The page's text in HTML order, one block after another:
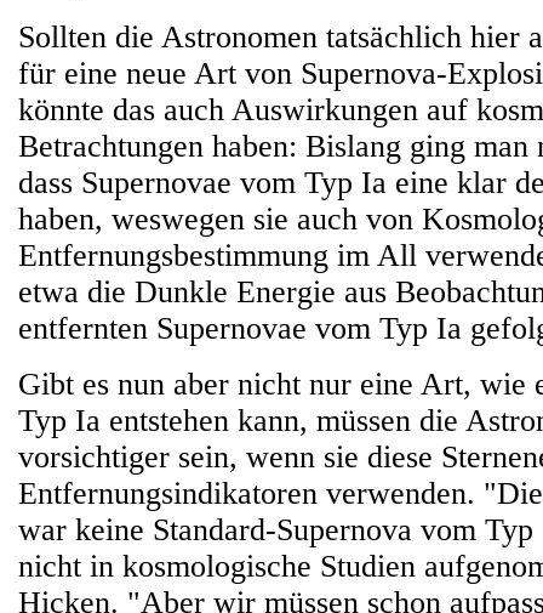
Sollten die Astronomen tatsächlich hier
für eine neue Art von Supernova-
könnte das auch Auswirkungen auf
Betrachtungen haben: Bislang ging man
dass Supernovae vom Typ Ia eine klar
haben, weswegen sie auch von
Entfernungsbestimmung im All
etwa die Dunkle Energie aus
entfernten Supernovae vom Typ Ia
Gibt es nun aber nicht nur eine Art, wie
Typ Ia entstehen kann, müssen die
vorsichtiger sein, wenn sie diese
Entfernungsindikatoren verwenden.
war keine Standard-Supernova vom
nicht in kosmologische Studien
Hicken. "Aber wir müssen schon